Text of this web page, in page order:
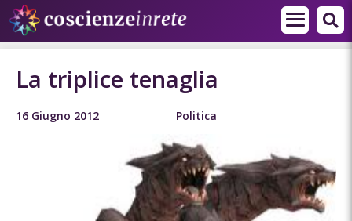
La triplice tenaglia
16 Giugno 2012 Politica